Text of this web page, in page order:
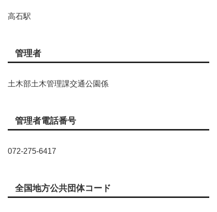
高石駅
管理者
土木部土木管理課交通公園係
管理者電話番号
072-275-6417
全国地方公共団体コード